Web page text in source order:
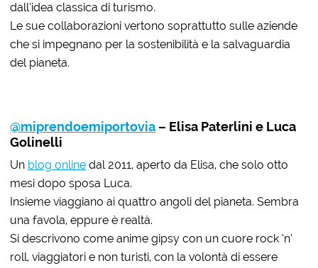
dall’idea classica di turismo.
Le sue collaborazioni vertono soprattutto sulle aziende
che si impegnano per la sostenibilità e la salvaguardia
del pianeta.
@miprendoemiportovia – Elisa Paterlini e Luca
Golinelli
Un blog online dal 2011, aperto da Elisa, che solo otto
mesi dopo sposa Luca.
Insieme viaggiano ai quattro angoli del pianeta. Sembra
una favola, eppure è realtà.
Si descrivono come anime gipsy con un cuore rock ‘n’
roll, viaggiatori e non turisti, con la volontà di essere